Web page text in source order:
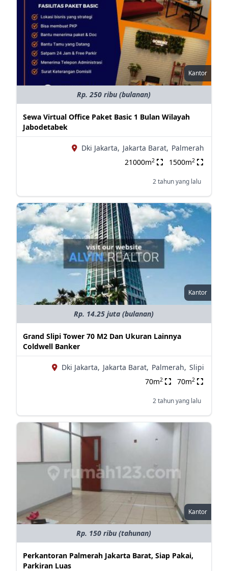
Kantor
Rp. 250 ribu (bulanan)
Sewa Virtual Office Paket Basic 1 Bulan Wilayah
Jabodetabek
Dki Jakarta, Jakarta Barat, Palmerah
21000m2 1500m2
2 tahun yang lalu
Kantor
Rp. 14.25 juta (bulanan)
Grand Slipi Tower 70 M2 Dan Ukuran Lainnya
Coldwell Banker
Dki Jakarta, Jakarta Barat, Palmerah, Slipi
70m2 70m2
2 tahun yang lalu
Kantor
Rp. 150 ribu (tahunan)
Perkantoran Palmerah Jakarta Barat, Siap Pakai,
Parkiran Luas